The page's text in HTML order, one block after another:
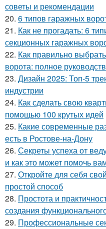
советы и рекомендации
20. 6 типов гаражных
21. Как не прогадать: 6
секционных гаражных
22. Как правильно
ворота: полное
23. Дизайн 2025: Топ-5
индустрии
24. Как сделать свою
помощью 100 крутых идей
25. Какие современные
есть в Ростове-на-Дону
26. Секреты успеха от
и как это может помочь
27. Откройте для себя
простой способ
28. Простота и
создания
29. Профессиональные